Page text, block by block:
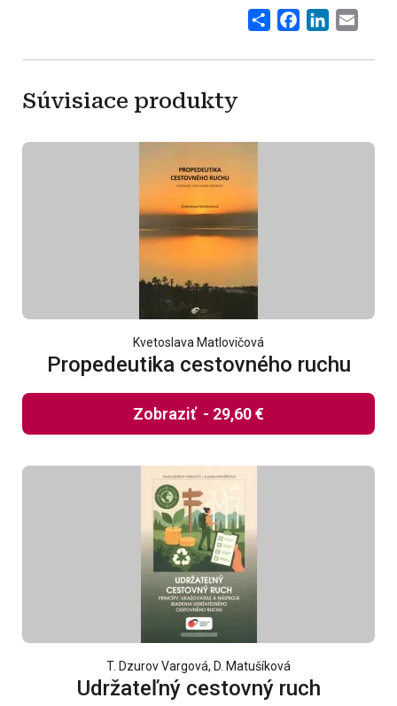
ShareFacebook
Súvisiace produkty
Kvetoslava Matlovičová
Propedeutika cestovného ruchu
Zobraziť - 29,60 €
T. Dzurov Vargová, D. Matušíková
Udržateľný cestovný ruch